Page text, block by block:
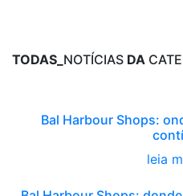
TODAS_ NOTÍCIAS DA
Bal Harbour Shops:
leia